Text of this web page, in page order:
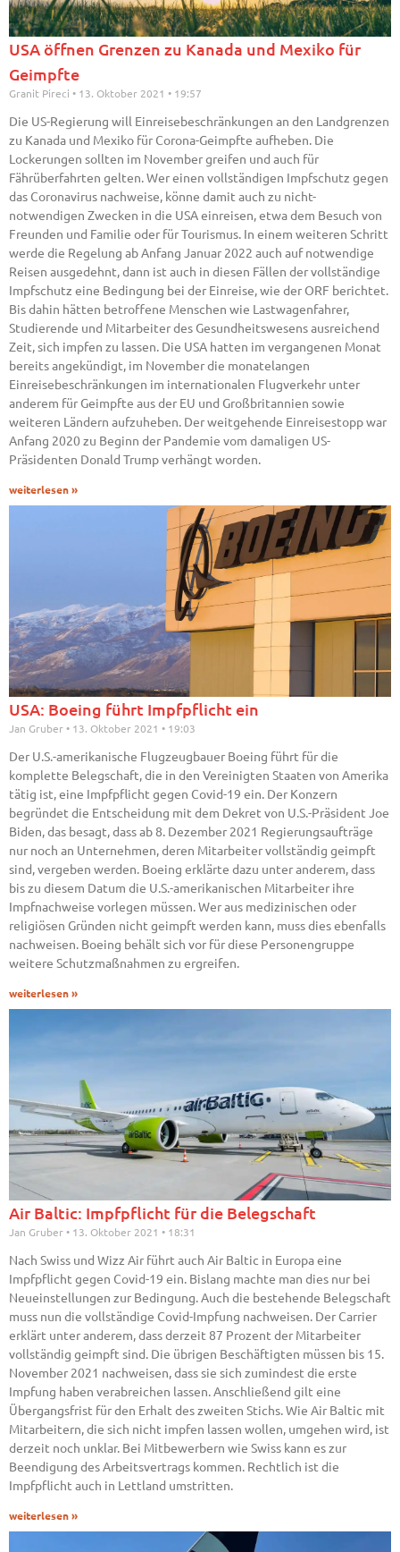
USA öffnen Grenzen zu Kanada und Mexiko für
Geimpfte
Granit Pireci 13. Oktober 2021 19:57
Die US-Regierung will Einreisebeschränkungen an den Landgrenzen
zu Kanada und Mexiko für Corona-Geimpfte aufheben. Die
Lockerungen sollten im November greifen und auch für
Fährüberfahrten gelten. Wer einen vollständigen Impfschutz gegen
das Coronavirus nachweise, könne damit auch zu nicht-
notwendigen Zwecken in die USA einreisen, etwa dem Besuch von
Freunden und Familie oder für Tourismus. In einem weiteren Schritt
werde die Regelung ab Anfang Januar 2022 auch auf notwendige
Reisen ausgedehnt, dann ist auch in diesen Fällen der vollständige
Impfschutz eine Bedingung bei der Einreise, wie der ORF berichtet.
Bis dahin hätten betroffene Menschen wie Lastwagenfahrer,
Studierende und Mitarbeiter des Gesundheitswesens ausreichend
Zeit, sich impfen zu lassen. Die USA hatten im vergangenen Monat
bereits angekündigt, im November die monatelangen
Einreisebeschränkungen im internationalen Flugverkehr unter
anderem für Geimpfte aus der EU und Großbritannien sowie
weiteren Ländern aufzuheben. Der weitgehende Einreisestopp war
Anfang 2020 zu Beginn der Pandemie vom damaligen US-
Präsidenten Donald Trump verhängt worden.
weiterlesen »
USA: Boeing führt Impfpflicht ein
Jan Gruber 13. Oktober 2021 19:03
Der U.S.-amerikanische Flugzeugbauer Boeing führt für die
komplette Belegschaft, die in den Vereinigten Staaten von Amerika
tätig ist, eine Impfpflicht gegen Covid-19 ein. Der Konzern
begründet die Entscheidung mit dem Dekret von U.S.-Präsident Joe
Biden, das besagt, dass ab 8. Dezember 2021 Regierungsaufträge
nur noch an Unternehmen, deren Mitarbeiter vollständig geimpft
sind, vergeben werden. Boeing erklärte dazu unter anderem, dass
bis zu diesem Datum die U.S.-amerikanischen Mitarbeiter ihre
Impfnachweise vorlegen müssen. Wer aus medizinischen oder
religiösen Gründen nicht geimpft werden kann, muss dies ebenfalls
nachweisen. Boeing behält sich vor für diese Personengruppe
weitere Schutzmaßnahmen zu ergreifen.
weiterlesen »
Air Baltic: Impfpflicht für die Belegschaft
Jan Gruber 13. Oktober 2021 18:31
Nach Swiss und Wizz Air führt auch Air Baltic in Europa eine
Impfpflicht gegen Covid-19 ein. Bislang machte man dies nur bei
Neueinstellungen zur Bedingung. Auch die bestehende Belegschaft
muss nun die vollständige Covid-Impfung nachweisen. Der Carrier
erklärt unter anderem, dass derzeit 87 Prozent der Mitarbeiter
vollständig geimpft sind. Die übrigen Beschäftigten müssen bis 15.
November 2021 nachweisen, dass sie sich zumindest die erste
Impfung haben verabreichen lassen. Anschließend gilt eine
Übergangsfrist für den Erhalt des zweiten Stichs. Wie Air Baltic mit
Mitarbeitern, die sich nicht impfen lassen wollen, umgehen wird, ist
derzeit noch unklar. Bei Mitbewerbern wie Swiss kann es zur
Beendigung des Arbeitsvertrags kommen. Rechtlich ist die
Impfpflicht auch in Lettland umstritten.
weiterlesen »